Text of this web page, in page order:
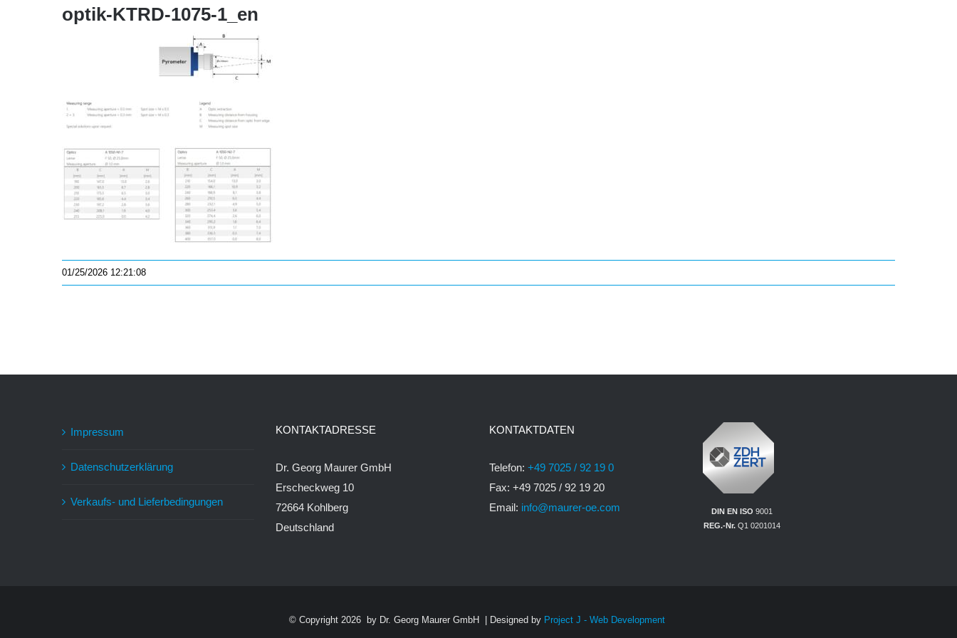
optik-KTRD-1075-1_en
01/25/2026 12:21:08
Impressum
Datenschutzerklärung
Verkaufs- und Lieferbedingungen
KONTAKTADRESSE
Dr. Georg Maurer GmbH
Erscheckweg 10
72664 Kohlberg
Deutschland
KONTAKTDATEN
Telefon: +49 7025 / 92 19 0
Fax: +49 7025 / 92 19 20
Email: info@maurer-oe.com DIN EN ISO 9001
REG.-Nr. Q1 0201014
© Copyright 2026 by Dr. Georg Maurer GmbH | Designed by Project J - Web Development